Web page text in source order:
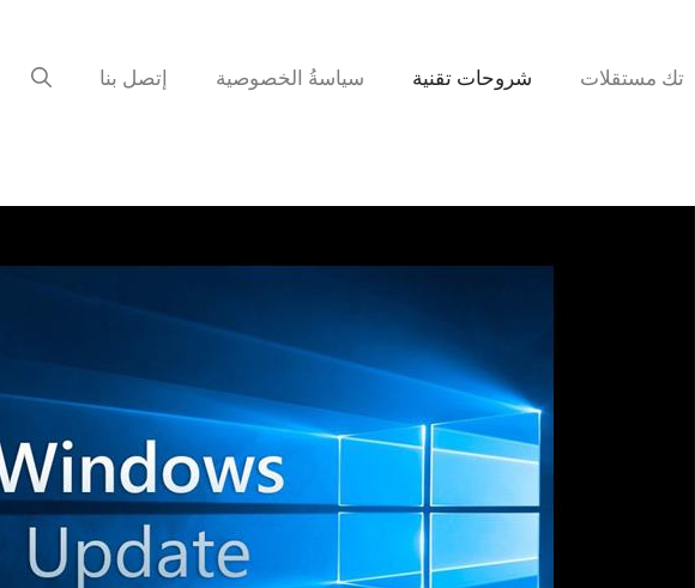
تك مستقلات شروحات تقنية سياسةُ الخصوصية إتصل بنا